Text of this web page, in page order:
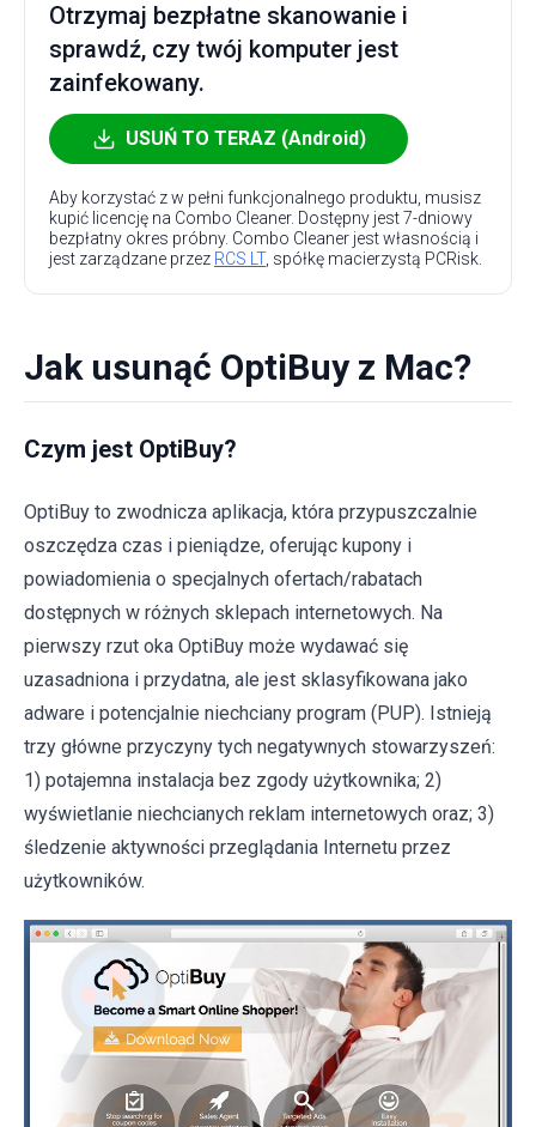
Otrzymaj bezpłatne skanowanie i
sprawdź, czy twój komputer jest
zainfekowany.
USUŃ TO TERAZ (Android)
Aby korzystać z w pełni funkcjonalnego produktu, musisz
kupić licencję na Combo Cleaner. Dostępny jest 7-dniowy
bezpłatny okres próbny. Combo Cleaner jest własnością i
jest zarządzane przez RCS LT, spółkę macierzystą PCRisk.
Jak usunąć OptiBuy z Mac?
Czym jest OptiBuy?
OptiBuy to zwodnicza aplikacja, która przypuszczalnie
oszczędza czas i pieniądze, oferując kupony i
powiadomienia o specjalnych ofertach/rabatach
dostępnych w różnych sklepach internetowych. Na
pierwszy rzut oka OptiBuy może wydawać się
uzasadniona i przydatna, ale jest sklasyfikowana jako
adware i potencjalnie niechciany program (PUP). Istnieją
trzy główne przyczyny tych negatywnych stowarzyszeń:
1) potajemna instalacja bez zgody użytkownika; 2)
wyświetlanie niechcianych reklam internetowych oraz; 3)
śledzenie aktywności przeglądania Internetu przez
użytkowników.